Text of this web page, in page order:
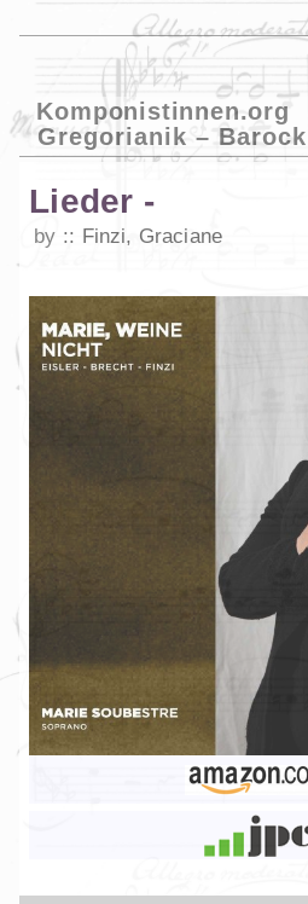
Komponistinnen.org
Gregorianik –
Lieder -
by Finzi, Graciane